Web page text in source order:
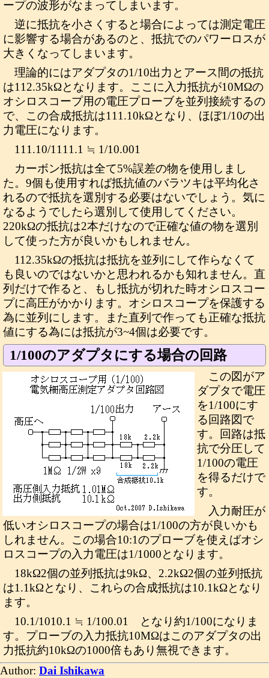
ープの波形がなまってしまいます。
逆に抵抗を小さくすると場合によっては測定電圧
に影響する場合があるのと、抵抗でのパワーロスが
大きくなってしまいます。
理論的にはアダプタの1/10出力とアース間の抵抗
は112.35kΩとなります。ここに入力抵抗が10MΩの
オシロスコープ用の電圧プローブを並列接続するの
で、この合成抵抗は111.10kΩとなり、ほぼ1/10の出
力電圧になります。
111.10/1111.1 ≒ 1/10.001
カーボン抵抗は全て5%誤差の物を使用しまし
た。9個も使用すれば抵抗値のバラツキは平均化さ
れるので抵抗を選別する必要はないでしょう。気に
なるようでしたら選別して使用してください。
220kΩの抵抗は2本だけなので正確な値の物を選別
して使った方が良いかもしれません。
112.35kΩの抵抗は抵抗を並列にして作らなくて
も良いのではないかと思われるかも知れません。直
列だけで作ると、もし抵抗が切れた時オシロスコー
プに高圧がかかります。オシロスコープを保護する
為に並列にします。また直列で作っても正確な抵抗
値にする為には抵抗が3~4個は必要です。
1/100のアダプタにする場合の回路
この図がア
ダプタで電圧
を1/100にす
る回路図で
す。回路は抵
抗で分圧して
1/100の電圧
を得るだけで
す。
入力耐圧が
低いオシロスコープの場合は1/100の方が良いかも
しれません。この場合10:1のプローブを使えばオシ
ロスコープの入力電圧は1/1000となります。
18kΩ2個の並列抵抗は9kΩ、2.2kΩ2個の並列抵抗
は1.1kΩとなり、これらの合成抵抗は10.1kΩとなり
ます。
10.1/1010.1 ≒ 1/100.01 となり約1/100になりま
す。プローブの入力抵抗10MΩはこのアダプタの出
力抵抗約10kΩの1000倍もあり無視できます。
Author: Dai Ishikawa